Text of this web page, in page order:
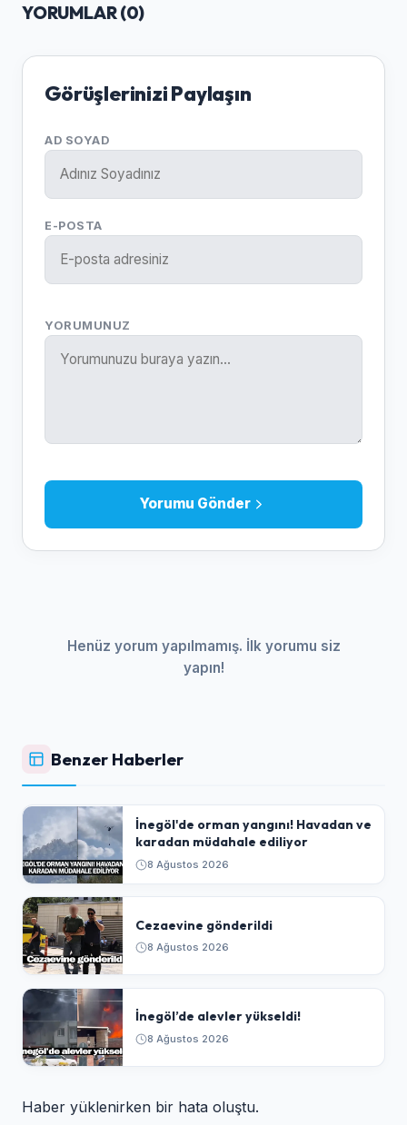
YORUMLAR (0)
Görüşlerinizi Paylaşın
AD SOYAD
E-POSTA
YORUMUNUZ
Yorumu Gönder
Henüz yorum yapılmamış. İlk yorumu siz
yapın!
Benzer Haberler
İnegöl'de orman yangını! Havadan ve
karadan müdahale ediliyor
8 Ağustos 2026
Cezaevine gönderildi
8 Ağustos 2026
İnegöl’de alevler yükseldi!
8 Ağustos 2026
Haber yüklenirken bir hata oluştu.